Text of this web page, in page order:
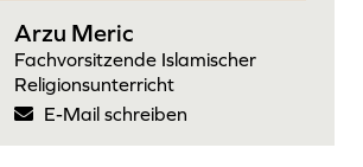
Arzu Meric
Fachvorsitzende Islamischer
Religionsunterricht
E-Mail schreiben